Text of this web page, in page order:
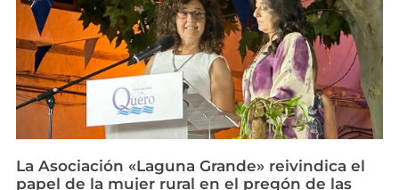
La Asociación «Laguna Grande» reivindica el
papel de la mujer rural en el pregón de las